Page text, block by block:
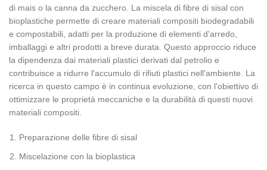
di mais o la canna da zucchero. La miscela di fibre di sisal con
bioplastiche permette di creare materiali compositi biodegradabili
e compostabili, adatti per la produzione di elementi d'arredo,
imballaggi e altri prodotti a breve durata. Questo approccio riduce
la dipendenza dai materiali plastici derivati dal petrolio e
contribuisce a ridurre l'accumulo di rifiuti plastici nell'ambiente. La
ricerca in questo campo è in continua evoluzione, con l'obiettivo di
ottimizzare le proprietà meccaniche e la durabilità di questi nuovi
materiali compositi.
Preparazione delle fibre di sisal
Miscelazione con la bioplastica